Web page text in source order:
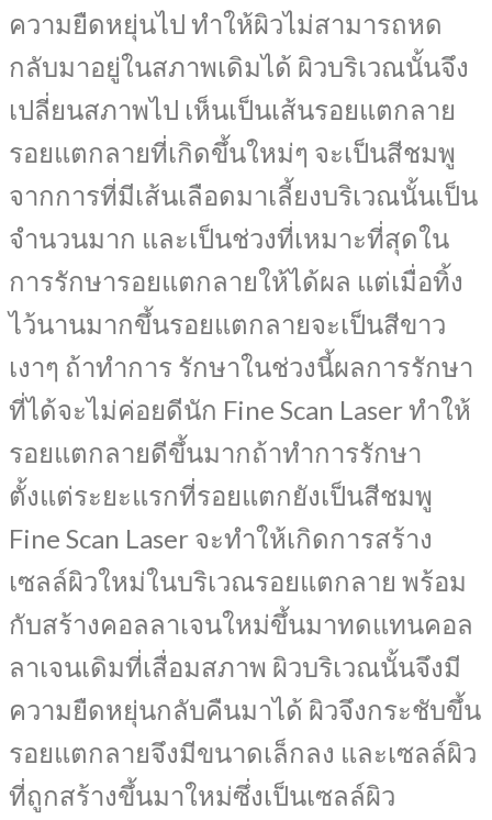
ความยืดหยุ่นไป ทำให้ผิวไม่สามารถหด
กลับมาอยู่ในสภาพเดิมได้ ผิวบริเวณนั้นจึง
เปลี่ยนสภาพไป เห็นเป็นเส้นรอยแตกลาย
รอยแตกลายที่เกิดขึ้นใหม่ๆ จะเป็นสีชมพู
จากการที่มีเส้นเลือดมาเลี้ยงบริเวณนั้นเป็น
จำนวนมาก และเป็นช่วงที่เหมาะที่สุดใน
การรักษารอยแตกลายให้ได้ผล แต่เมื่อทิ้ง
ไว้นานมากขึ้นรอยแตกลายจะเป็นสีขาว
เงาๆ ถ้าทำการ รักษาในช่วงนี้ผลการรักษา
ที่ได้จะไม่ค่อยดีนัก Fine Scan Laser ทำให้
รอยแตกลายดีขึ้นมากถ้าทำการรักษา
ตั้งแต่ระยะแรกที่รอยแตกยังเป็นสีชมพู
Fine Scan Laser จะทำให้เกิดการสร้าง
เซลล์ผิวใหม่ในบริเวณรอยแตกลาย พร้อม
กับสร้างคอลลาเจนใหม่ขึ้นมาทดแทนคอล
ลาเจนเดิมที่เสื่อมสภาพ ผิวบริเวณนั้นจึงมี
ความยืดหยุ่นกลับคืนมาได้ ผิวจึงกระชับขึ้น
รอยแตกลายจึงมีขนาดเล็กลง และเซลล์ผิว
ที่ถูกสร้างขึ้นมาใหม่ซึ่งเป็นเซลล์ผิว